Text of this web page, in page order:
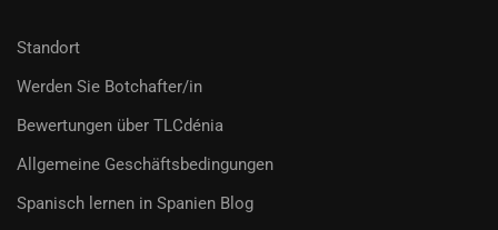
Standort
Werden Sie Botchafter/in
Bewertungen über TLCdénia
Allgemeine Geschäftsbedingungen
Spanisch lernen in Spanien Blog